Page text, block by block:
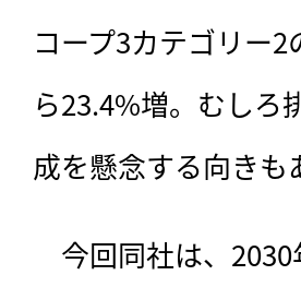
コープ3カテゴリー
ら23.4%増。むしろ
成を懸念する向きも
今回同社は、2030